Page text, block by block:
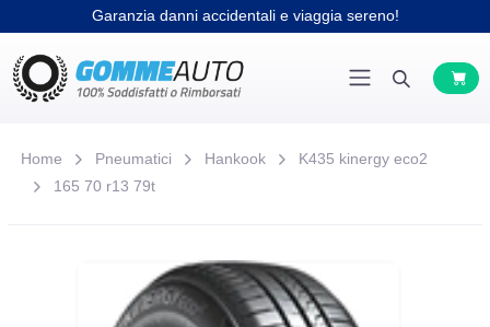
Garanzia danni accidentali e viaggia sereno!
Home Pneumatici Hankook
K435 kinergy eco2
165 70 r13 79t